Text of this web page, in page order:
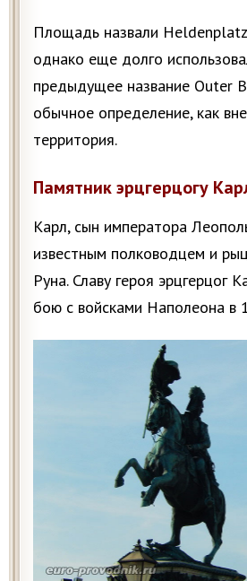
Площадь назвали
однако еще долго
предыдущее название Outer
обычное определение, как
территория.
Памятник эрцгерцогу
Карл, сын императора
известным полководцем и
Руна. Славу героя эрцгерцог
бою с войсками Наполеона в